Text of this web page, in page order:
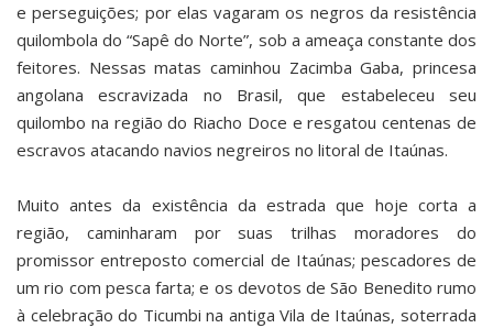
e perseguições; por elas vagaram os negros da resistência
quilombola do “Sapê do Norte”, sob a ameaça constante dos
feitores. Nessas matas caminhou Zacimba Gaba, princesa
angolana escravizada no Brasil, que estabeleceu seu
quilombo na região do Riacho Doce e resgatou centenas de
escravos atacando navios negreiros no litoral de Itaúnas.
Muito antes da existência da estrada que hoje corta a
região, caminharam por suas trilhas moradores do
promissor entreposto comercial de Itaúnas; pescadores de
um rio com pesca farta; e os devotos de São Benedito rumo
à celebração do Ticumbi na antiga Vila de Itaúnas, soterrada